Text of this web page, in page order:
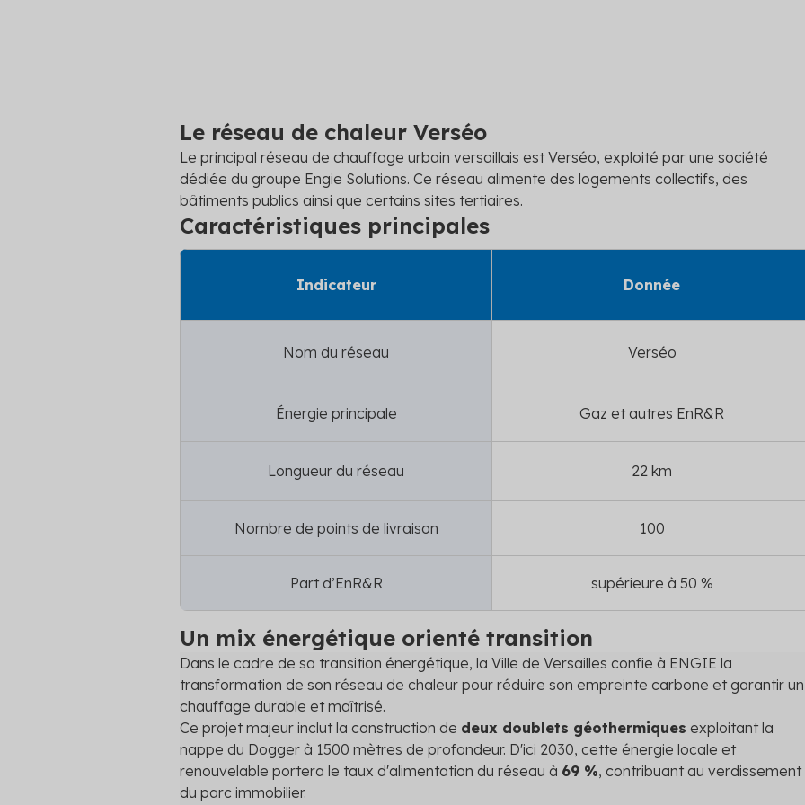
Le réseau de chaleur Verséo
Le principal réseau de chauffage urbain versaillais est Verséo, exploité par une société
dédiée du groupe Engie Solutions. Ce réseau alimente des logements collectifs, des
bâtiments publics ainsi que certains sites tertiaires.
Caractéristiques principales
Indicateur Donnée
Nom du réseau Verséo
Énergie principale Gaz et autres EnR&R
Longueur du réseau 22 km
Nombre de points de livraison 100
Part d’EnR&R supérieure à 50 %
Un mix énergétique orienté transition
Dans le cadre de sa transition énergétique, la Ville de Versailles confie à ENGIE la
transformation de son réseau de chaleur pour réduire son empreinte carbone et garantir un
chauffage durable et maîtrisé.
Ce projet majeur inclut la construction de deux doublets géothermiques exploitant la
nappe du Dogger à 1500 mètres de profondeur. D'ici 2030, cette énergie locale et
renouvelable portera le taux d'alimentation du réseau à 69 %, contribuant au verdissement
du parc immobilier.